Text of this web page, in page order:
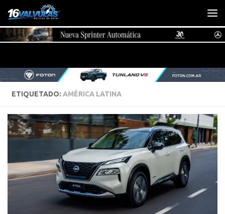
Saltar al contenido
ETIQUETADO: AMÉRICA LATINA